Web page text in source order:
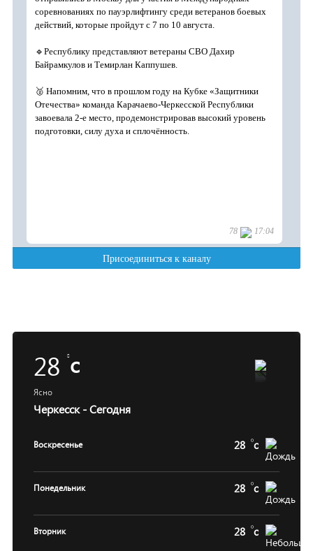
28 c
Ясно
Черкесск - Сегодня
Воскресенье 28 c
Понедельник 28 c
Вторник 28 c